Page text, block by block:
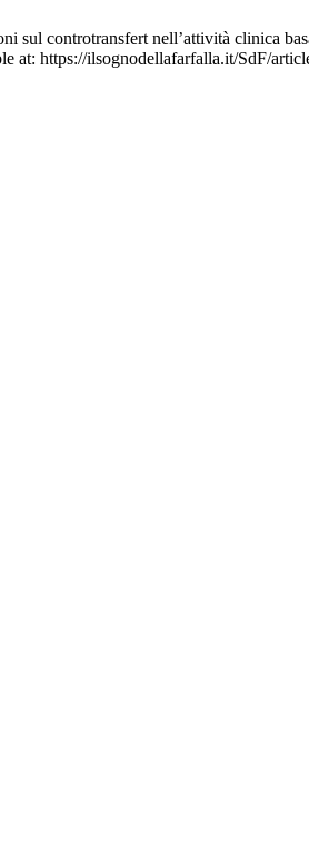
sul controtransfert nell’attività clinica
at: https://ilsognodellafarfalla.it/SdF/